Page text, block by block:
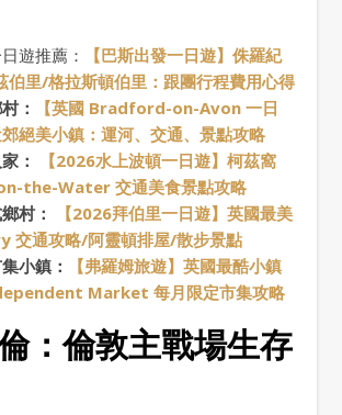
遊推薦：
【巴斯出發一日遊】侏羅紀
伯里/格拉斯頓伯里：跟團行程費用心得
：
【英國 Bradford-on-Avon 一日
絕美小鎮：運河、交通、景點攻略
：
【2026水上波頓一日遊】柯茲窩
the-Water 交通美食景點攻略
村：
【2026拜伯里一日遊】英國最美
交通攻略/阿靈頓排屋/散步景點
小鎮：
【弗羅姆旅遊】英國最酷小鎮
Market 每月限定市集攻略
：倫敦主戰場生存